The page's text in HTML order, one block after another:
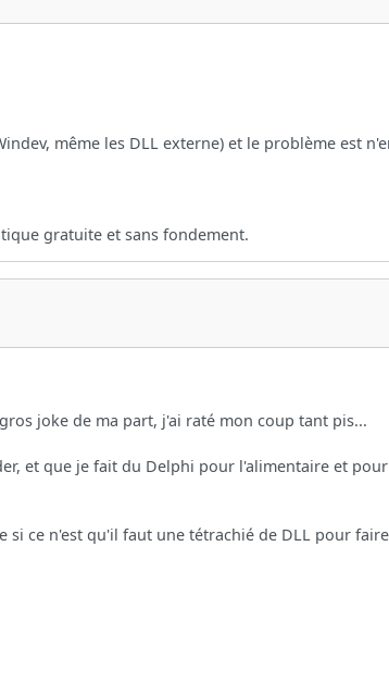
même les DLL externe) et le problème est
gratuite et sans fondement.
joke de ma part, j'ai raté mon coup tant pis...
et que je fait du Delphi pour l'alimentaire et
si ce n'est qu'il faut une tétrachié de DLL pour